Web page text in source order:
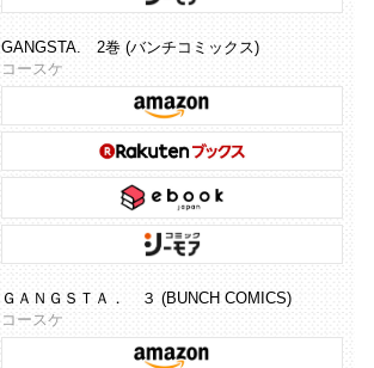
GANGSTA. 2巻 (バンチコミックス)
コースケ
ＧＡＮＧＳＴＡ． ３ (BUNCH COMICS)
コースケ